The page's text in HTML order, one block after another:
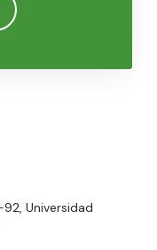
Universidad